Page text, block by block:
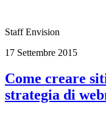
Staff Envision
17 Settembre 2015
Come creare
strategia di